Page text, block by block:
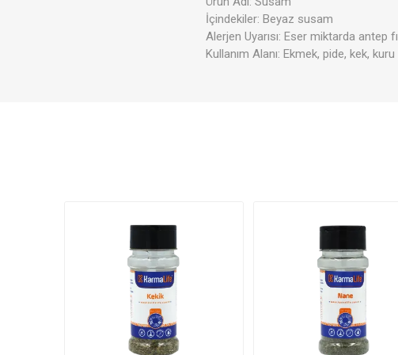
Akşam Pazarı
Süper Tozlar
İçindekiler: Beyaz susam
Alerjen Uyarısı: Eser miktarda antep
Kullanım Alanı: Ekmek, pide, kek,